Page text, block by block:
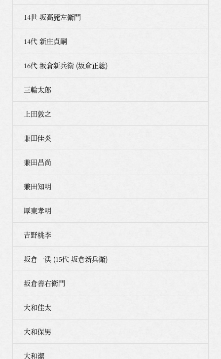
14世 坂高麗左衛門
14代 新庄貞嗣
16代 坂倉新兵衛 (坂倉正紘)
三輪太郎
上田敦之
兼田佳炎
兼田昌尚
兼田知明
厚東孝明
吉野桃李
坂倉一渓 (15代 坂倉新兵衛)
坂倉善右衛門
大和佳太
大和保男
大和潔